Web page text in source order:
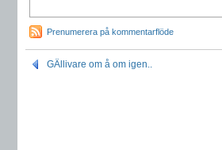
Prenumerera på kommentarflöde
GÄllivare om å om igen..